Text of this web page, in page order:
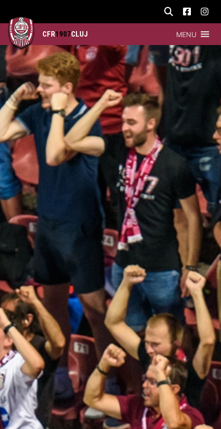
CFR1907CLUJ MENU